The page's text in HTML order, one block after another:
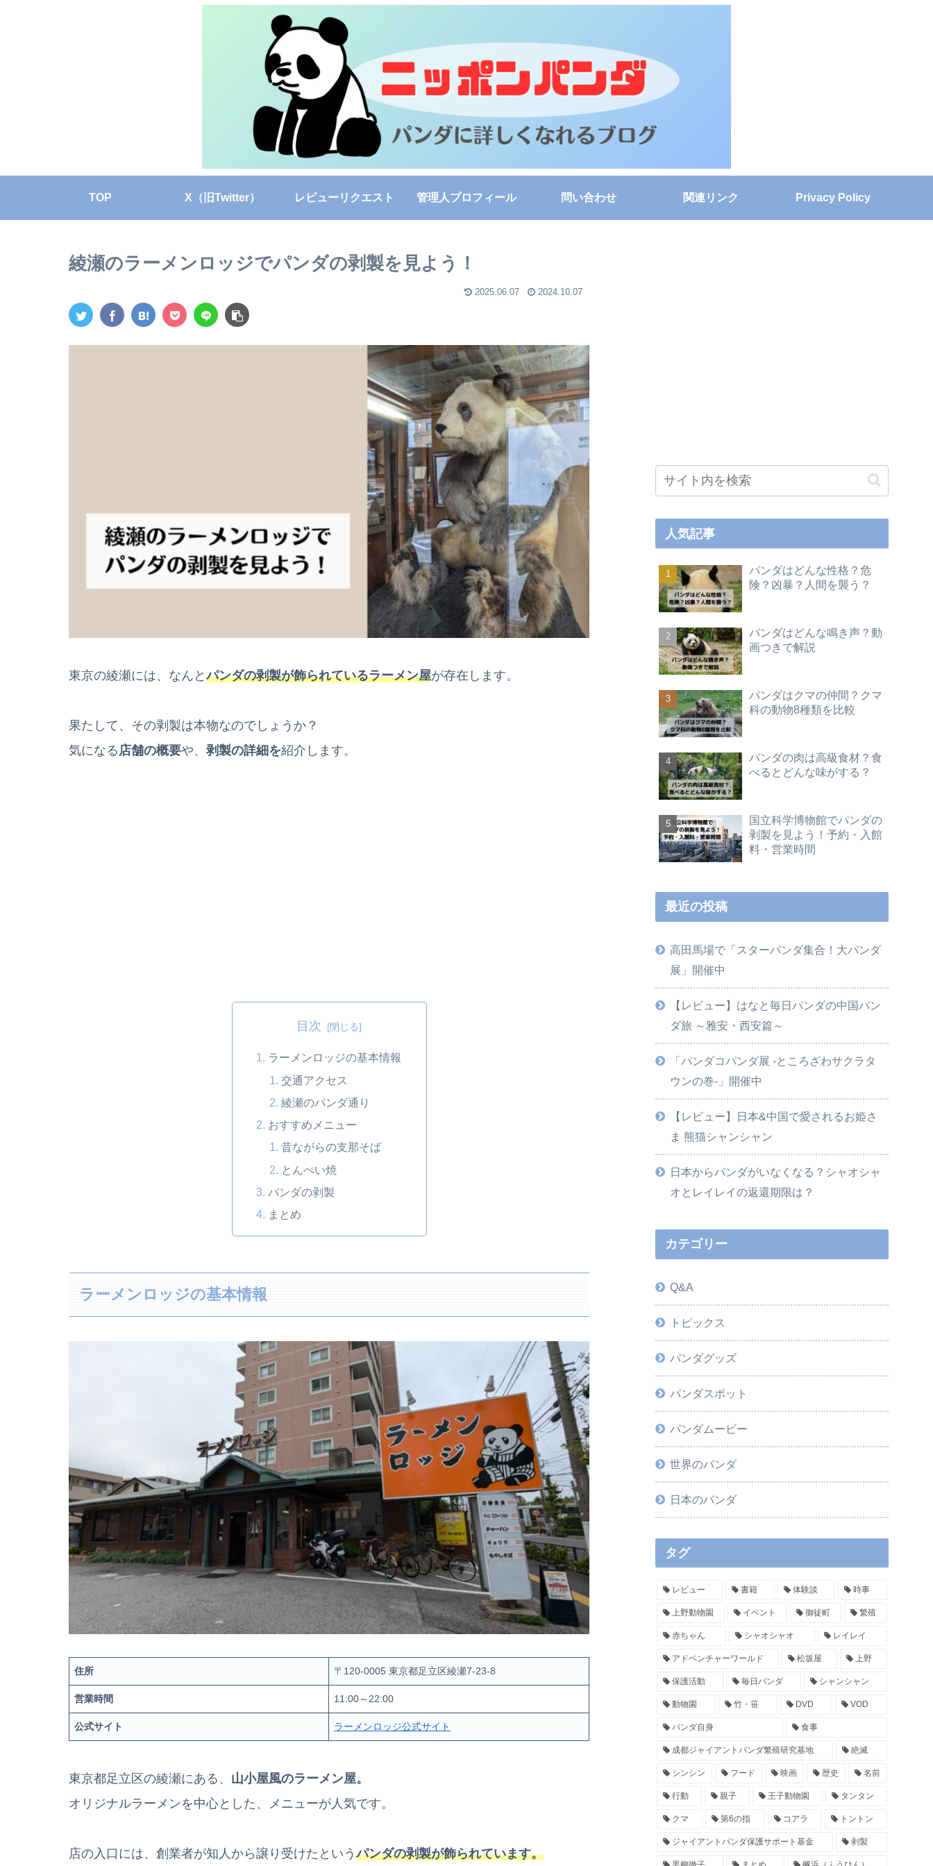
TOP X（旧Twitter） レビューリクエスト 管理人プロフィール 問い合わせ 関連リンク Privacy Policy
綾瀬のラーメンロッジでパンダの剥製を見よう！
2025.06.07 2024.10.07
東京の綾瀬には、なんとパンダの剥製が飾られているラーメン屋が存在します。
果たして、その剥製は本物なのでしょうか？
気になる 店舗の概要や、 剥製の詳細を紹介します。
目次
ラーメンロッジの基本情報
交通アクセス
綾瀬のパンダ通り
おすすめメニュー
昔ながらの支那そば
とんぺい焼
パンダの剥製
まとめ
ラーメンロッジの基本情報
住所 〒120-0005 東京都足立区綾瀬7-23-8
営業時間 11:00～22:00
公式サイト ラーメンロッジ公式サイト
東京都足立区の綾瀬にある、 山小屋風のラーメン屋。
オリジナルラーメンを中心とした、メニューが人気です。
店の入口には、創業者が知人から譲り受けたというパンダの剥製が飾られています。
人気記事
パンダはどんな性格？危
険？凶暴？人間を襲う？
パンダはどんな鳴き声？動
画つきで解説
パンダはクマの仲間？クマ
科の動物8種類を比較
パンダの肉は高級食材？食
べるとどんな味がする？
国立科学博物館でパンダの
剥製を見よう！予約・入館
料・営業時間
最近の投稿
高田馬場で「スターパンダ集合！大パンダ
展」開催中
【レビュー】はなと毎日パンダの中国パン
ダ旅 ～雅安・西安篇～
「パンダコパンダ展 -ところざわサクラタ
ウンの巻-」開催中
【レビュー】日本&中国で愛されるお姫さ
ま 熊猫シャンシャン
日本からパンダがいなくなる？シャオシャ
オとレイレイの返還期限は？
カテゴリー
Q&A
トピックス
パンダグッズ
パンダスポット
パンダムービー
世界のパンダ
日本のパンダ
タグ
レビュー 書籍 体験談 時事
上野動物園 イベント 御徒町 繁殖
赤ちゃん シャオシャオ レイレイ
アドベンチャーワールド 松坂屋 上野
保護活動 毎日パンダ シャンシャン
動物園 竹・笹 DVD VOD
パンダ自身 食事
成都ジャイアントパンダ繁殖研究基地 絶滅
シンシン フード 映画 歴史 名前
行動 親子 王子動物園 タンタン
クマ 第6の指 コアラ トントン
ジャイアントパンダ保護サポート基金 剥製